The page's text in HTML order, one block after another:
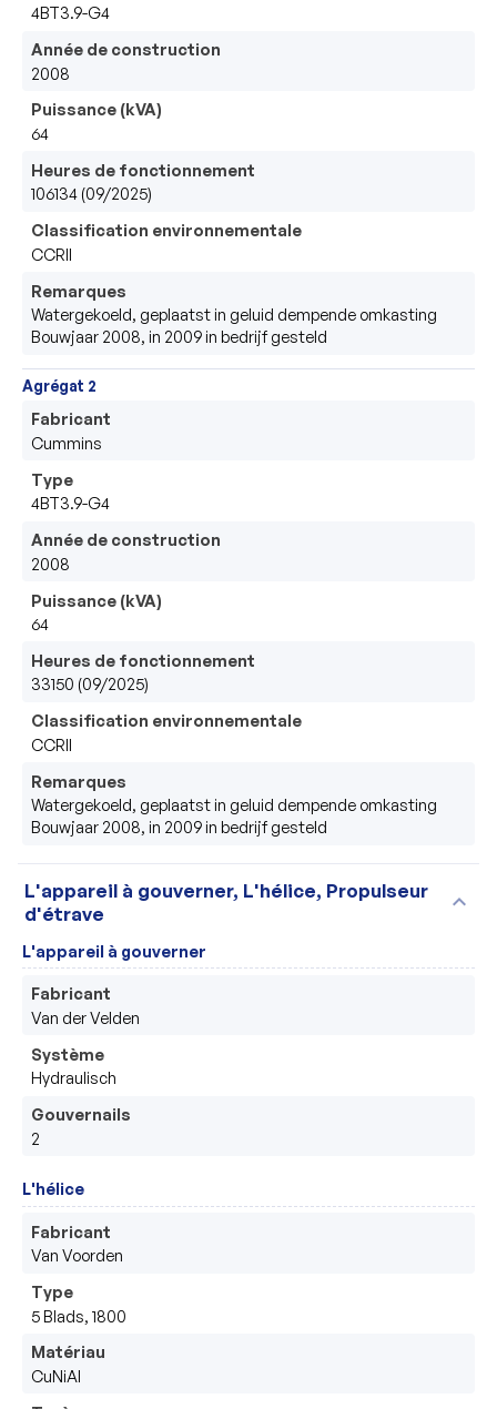
4BT3.9-G4
Année de construction
2008
Puissance (kVA)
64
Heures de fonctionnement
106134 (09/2025)
Classification environnementale
CCRII
Remarques
Watergekoeld, geplaatst in geluid dempende omkasting
Bouwjaar 2008, in 2009 in bedrijf gesteld
Agrégat 2
Fabricant
Cummins
Type
4BT3.9-G4
Année de construction
2008
Puissance (kVA)
64
Heures de fonctionnement
33150 (09/2025)
Classification environnementale
CCRII
Remarques
Watergekoeld, geplaatst in geluid dempende omkasting
Bouwjaar 2008, in 2009 in bedrijf gesteld
L'appareil à gouverner, L'hélice, Propulseur
d'étrave
expand_more
L'appareil à gouverner
Fabricant
Van der Velden
Système
Hydraulisch
Gouvernails
2
L'hélice
Fabricant
Van Voorden
Type
5 Blads, 1800
Matériau
CuNiAl